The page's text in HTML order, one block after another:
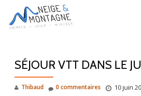
Aller
SÉJOUR VTT DANS LE
Thibaud 10 juin
0 commentaires